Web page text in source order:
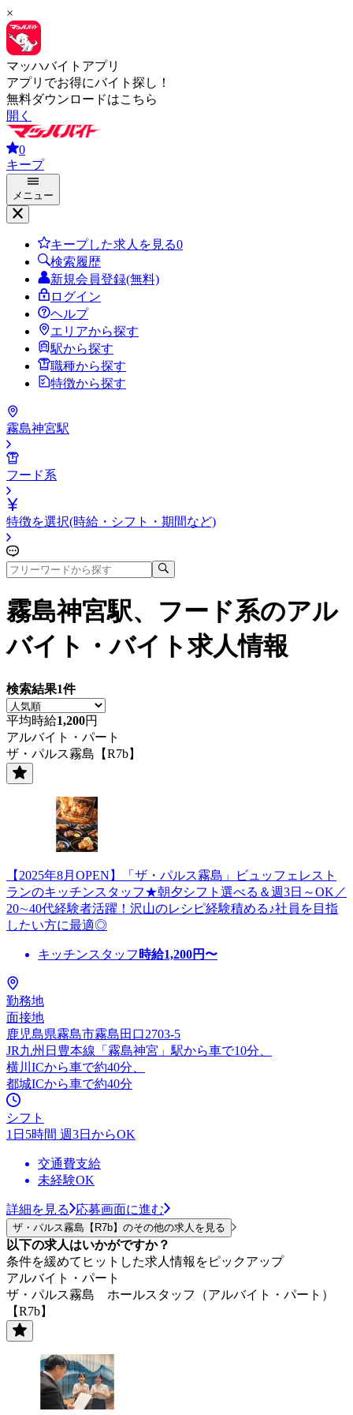
×
マッハバイトアプリ
アプリでお得にバイト探し！
無料ダウンロードはこちら
開く
0
キープ
メニュー
キープした求人を見る0
検索履歴
新規会員登録(無料)
ログイン
ヘルプ
エリアから探す
駅から探す
職種から探す
特徴から探す
霧島神宮駅
フード系
特徴を選択(時給・シフト・期間など)
霧島神宮駅、フード系のアル
バイト・バイト求人情報
検索結果1件
平均時給1,200円
アルバイト・パート
ザ・パルス霧島【R7b】
【2025年8月OPEN】「ザ・パルス霧島」ビュッフェレスト
ランのキッチンスタッフ★朝夕シフト選べる＆週3日～OK／
20∼40代経験者活躍！沢山のレシピ経験積める♪社員を目指
したい方に最適◎
キッチンスタッフ 時給1,200円〜
勤務地
面接地
鹿児島県霧島市霧島田口2703-5
JR九州日豊本線「霧島神宮」駅から車で10分、
横川ICから車で約40分、
都城ICから車で約40分
シフト
1日5時間 週3日からOK
交通費支給
未経験OK
詳細を見る 応募画面に進む
ザ・パルス霧島【R7b】のその他の求人を見る
以下の求人はいかがですか？
条件を緩めてヒットした求人情報をピックアップ
アルバイト・パート
ザ・パルス霧島 ホールスタッフ（アルバイト・パート）
【R7b】